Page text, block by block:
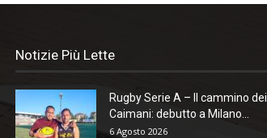
Notizie Più Lette
Rugby Serie A – Il cammino dei
Caimani: debutto a Milano...
6 Agosto 2026